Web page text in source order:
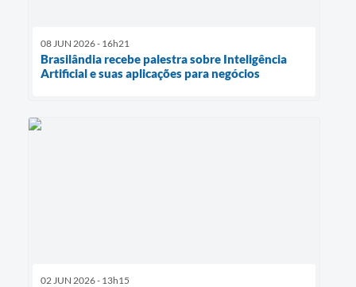
08 JUN 2026 - 16h21
Brasilândia recebe palestra sobre Inteligência
Artificial e suas aplicações para negócios
02 JUN 2026 - 13h15